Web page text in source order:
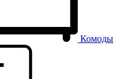
Комоды